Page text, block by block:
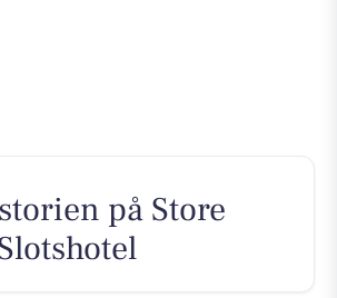
på Store